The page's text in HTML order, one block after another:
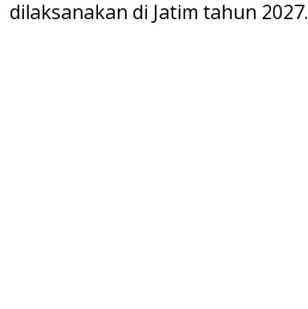
dilaksanakan di Jatim tahun 2027.